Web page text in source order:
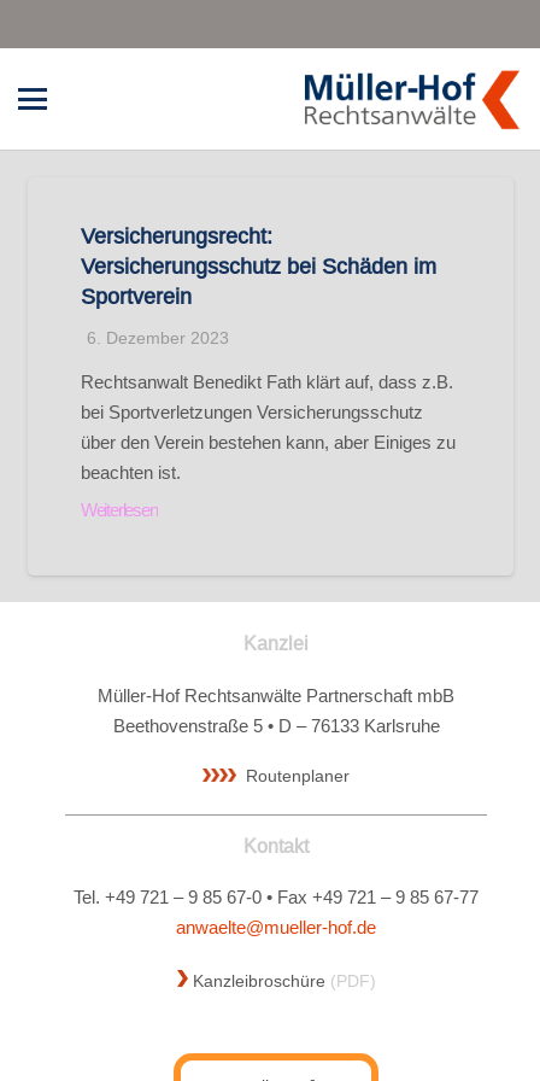
Versicherungsrecht:
Versicherungsschutz bei Schäden im
Sportverein
6. Dezember 2023
Rechtsanwalt Benedikt Fath klärt auf, dass z.B.
bei Sportverletzungen Versicherungsschutz
über den Verein bestehen kann, aber Einiges zu
beachten ist.
Weiterlesen
Kanzlei
Müller-Hof Rechtsanwälte Partnerschaft mbB
Beethovenstraße 5 • D – 76133 Karlsruhe
Routenplaner
Kontakt
Tel. +49 721 – 9 85 67-0 • Fax +49 721 – 9 85 67-77
anwaelte@mueller-hof.de
Kanzleibroschüre (PDF)